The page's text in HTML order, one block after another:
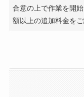
合意の上で作業を開
額以上の追加料金を